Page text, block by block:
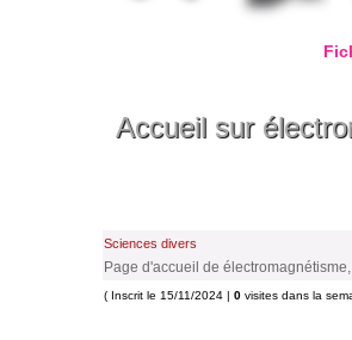
Accueil sur
Sciences divers
Page d'accueil de
( Inscrit le 15/11/2024 | 0 visites dans la